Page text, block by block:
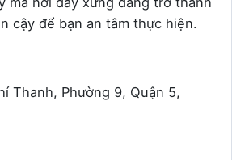
cậy để bạn an tâm thực hiện.
Thanh, Phường 9, Quận 5,